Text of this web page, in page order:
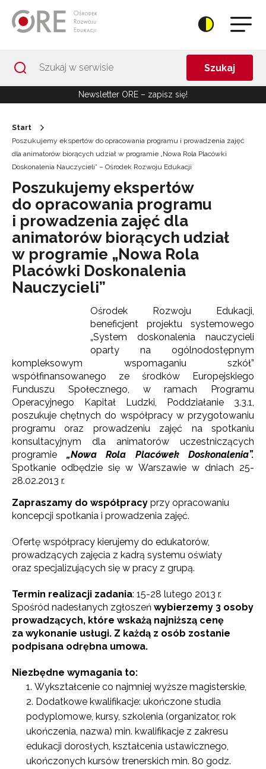
Szukaj
Newsletter ORE – zapisz się!
Start
Poszukujemy ekspertów do opracowania programu i prowadzenia zajęć
dla animatorów biorących udział w programie „Nowa Rola Placówki
Doskonalenia Nauczycieli” – Ośrodek Rozwoju Edukacji
Poszukujemy ekspertów
do opracowania programu
i prowadzenia zajęć dla
animatorów biorących udział
w programie „Nowa Rola
Placówki Doskonalenia
Nauczycieli”
Ośrodek Rozwoju Edukacji,
beneficjent projektu systemowego
„System doskonalenia nauczycieli
oparty na ogólnodostępnym
kompleksowym wspomaganiu szkół”
współfinansowanego ze środków Europejskiego
Funduszu Społecznego, w ramach Programu
Operacyjnego Kapitał Ludzki, Poddziałanie 3.3.1,
poszukuje chętnych do współpracy w przygotowaniu
programu oraz prowadzeniu zajęć na spotkaniu
konsultacyjnym dla animatorów uczestniczących
programie „Nowa Rola Placówek Doskonalenia”.
Spotkanie odbędzie się w Warszawie w dniach 25-
28.02.2013 r.
Zapraszamy do współpracy przy opracowaniu
koncepcji spotkania i prowadzenia zajęć.
Ofertę współpracy kierujemy do edukatorów,
prowadzących zajęcia z kadrą systemu oświaty
oraz specjalizujących się w pracy z grupą.
Termin realizacji zadania: 15-28 lutego 2013 r.
Spośród nadesłanych zgłoszeń wybierzemy 3 osoby
prowadzących, które wskażą najniższą cenę
za wykonanie usługi. Z każdą z osób zostanie
podpisana odrębna umowa.
Niezbędne wymagania to:
Wykształcenie co najmniej wyższe magisterskie,
Dodatkowe kwalifikacje: ukończone studia
podyplomowe, kursy, szkolenia (organizator, rok
ukończenia, nazwa) min. kwalifikacje z zakresu
edukacji dorosłych, kształcenia ustawicznego,
ukończonych kursów trenerskich min. 80 godz.